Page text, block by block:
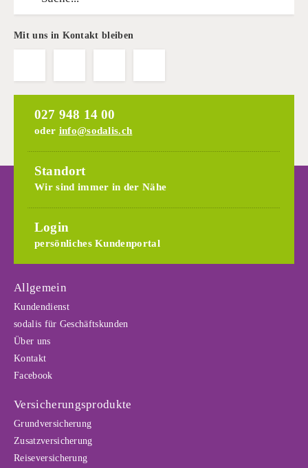
Mit uns in Kontakt bleiben
027 948 14 00
oder info@sodalis.ch
Standort
Wir sind immer in der Nähe
Login
persönliches Kundenportal
Allgemein
Kundendienst
sodalis für Geschäftskunden
Über uns
Kontakt
Facebook
Versicherungsprodukte
Grundversicherung
Zusatzversicherung
Reiseversicherung